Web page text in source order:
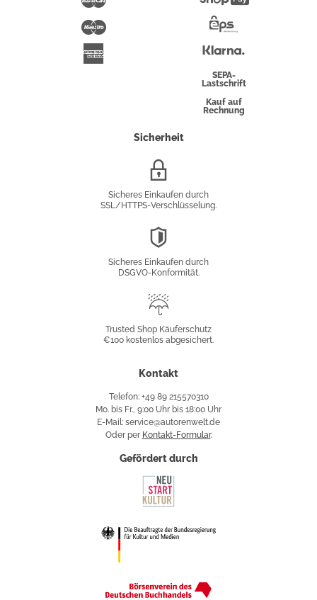
Maestro
Überweisung
SEPA-
Lastschrift
Kauf auf
Rechnung
Sicherheit
Sicheres Einkaufen durch
SSL/HTTPS-Verschlüsselung.
Sicheres Einkaufen durch
DSGVO-Konformität.
Käuferschutz
Trusted Shop Käuferschutz
€100 kostenlos abgesichert.
Kontakt
Telefon: +49 89 215570310
Mo. bis Fr., 9:00 Uhr bis 18:00 Uhr
E-Mail: service@autorenwelt.de
Oder per Kontakt-Formular.
Gefördert durch